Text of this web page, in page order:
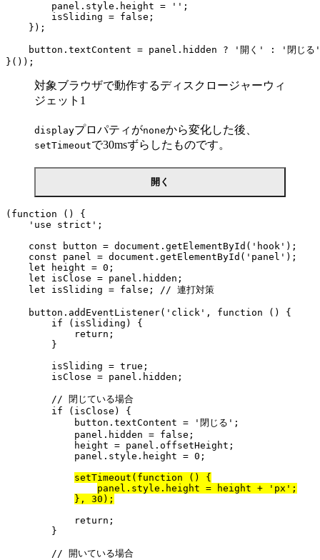
        panel.style.height = '';
        isSliding = false;
    });
button.textContent = panel.hidden ? '開く' : '閉じる
}());
対象ブラウザで動作するディスクロージャーウィ
ジェット1
displayプロパティがnoneから変化した後、
setTimeoutで30msずらしたものです。
開く
(function () {
    'use strict';
    const button = document.getElementById('hook');
    const panel = document.getElementById('panel');
    let height = 0;
    let isClose = panel.hidden;
    let isSliding = false; // 連打対策
    button.addEventListener('click', function () {
        if (isSliding) {
            return;
        }
        isSliding = true;
        isClose = panel.hidden;
        // 閉じている場合
        if (isClose) {
            button.textContent = '閉じる';
            panel.hidden = false;
            height = panel.offsetHeight;
            panel.style.height = 0;
setTimeout(function () {
panel.style.height = height + 'px';
}, 30);
            return;
        }
        // 開いている場合